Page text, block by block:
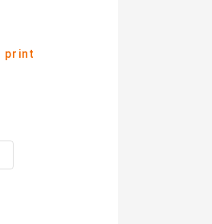
print